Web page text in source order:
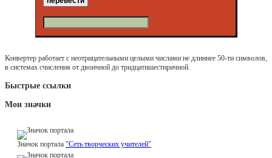
Конвертер работает с неотрицательными целыми числами не длиннее 50-ти символов,
в системах счисления от двоичной до тридцатишестиричной.
Быстрые ссылки
Мои значки
Значок портала "Сеть творческих учителей"